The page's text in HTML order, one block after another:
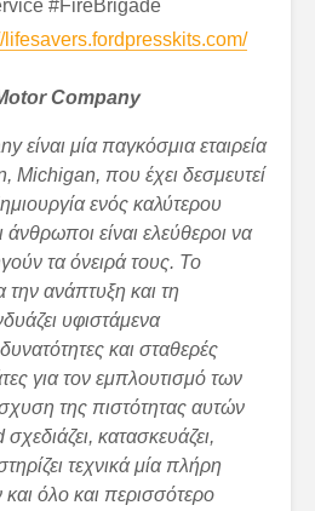
#FireBrigade
lifesavers.fordpresskits.com/
Company
είναι μία παγκόσμια εταιρεία
, Michigan, που έχει δεσμευτεί
ενός καλύτερου
είναι ελεύθεροι να
τα όνειρά τους. Το
την ανάπτυξη και τη
υφιστάμενα
και σταθερές
για τον εμπλουτισμό των
της πιστότητας αυτών
σχεδιάζει, κατασκευάζει,
τεχνικά μία πλήρη
όλο και περισσότερο